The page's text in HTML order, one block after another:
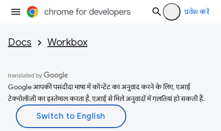
प्रवेश करें
Docs Workbox
Google आपकी पसंदीदा भाषा में कॉन्टेंट का अनुवाद करने के लिए, एआई
टेक्नोलॉजी का इस्तेमाल करता है. एआई से मिले अनुवादों में गलतियां हो सकती हैं.